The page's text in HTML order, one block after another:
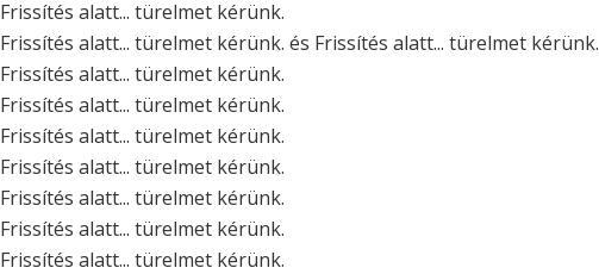
Frissítés alatt... türelmet kérünk.
Frissítés alatt... türelmet kérünk. és Frissítés alatt... türelmet kérünk.
Frissítés alatt... türelmet kérünk.
Frissítés alatt... türelmet kérünk.
Frissítés alatt... türelmet kérünk.
Frissítés alatt... türelmet kérünk.
Frissítés alatt... türelmet kérünk.
Frissítés alatt... türelmet kérünk.
Frissítés alatt... türelmet kérünk.